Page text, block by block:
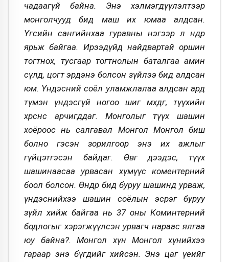
чадаагүй байна. Энэ хэлмэгдүүлэлтээр
монголчууд бид маш их юмаа алдсан.
Үгсийн сангийнхаа гуравны нэгээр л өнөөдөр
ярьж байгаа. Ирээдүйд найдвартай оршин
тогтнох, тусгаар тогтнолын баталгаа амин
сүлд, цогт эрдэнэ болсон зүйлээ бид алдсан
юм. Үндэсний соёл уламжлалаа алдсан ард
түмэн үндэсгүй ногоо шиг мөхдөг, түүхийн
хөрснөөс арчигддаг. Монголыг түүх шашин
хоёроос нь салгавал Монгол Монгол биш
болно гэсэн зорилгоор энэ их ажлыг
гүйцэтгэсэн байдаг. Өвөг дээдэс, түүх
шашинаасаа урвасан хүмүүс коментерний
боол болсон. Өнөөдөр бид буруу шашинд урваж,
үндэснийхээ шашин соёлын эсрэг буруу
зүйл хийж байгаа нь 37 оны Коминтерний
бодлогыг хэрэгжүүлсэн урвагч нараас ялгаа
юу байна?. Монгол хүн Монгол хүнийхээ
гараар энэ бүгдийг хийсэн. Энэ цаг үеийг